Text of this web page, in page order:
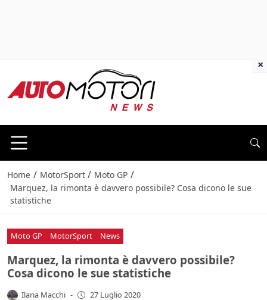
Home / MotorSport / Moto GP /
Marquez, la rimonta è davvero possibile? Cosa dicono le sue
statistiche
Moto GP MotorSport News
Marquez, la rimonta è davvero possibile?
Cosa dicono le sue statistiche
Ilaria Macchi - 27 Luglio 2020
×